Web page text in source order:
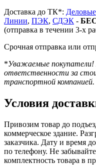
Доставка до ТК*: Деловые
Линии, ПЭК, СДЭК -
(отправка в течении 3-х
Срочная отправка или
*Уважаемые покупатели!
ответственности за
транспортной компанией.
Условия
Привозим товар до
коммерческое здание.
заказчика. Дату и время
по телефону. Не
комплектность товара в